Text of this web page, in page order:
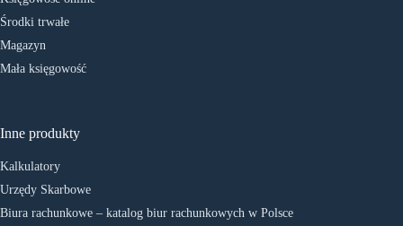
Środki trwałe
Magazyn
Mała księgowość
Inne produkty
Kalkulatory
Urzędy Skarbowe
Biura rachunkowe – katalog biur rachunkowych w Polsce